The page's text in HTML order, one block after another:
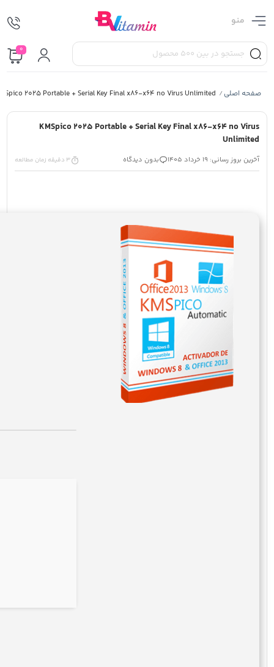
منو
0
صفحه اصلی /
2025 Portable + Serial Key Final x86-x64 no Virus Unlimited
KMSpico 2025 Portable + Serial Key Final x86-x64 no Virus
Unlimited
آخرین بروز رسانی: 19 خرداد 1405 بدون دیدگاه 3 دقیقه زمان مطالعه